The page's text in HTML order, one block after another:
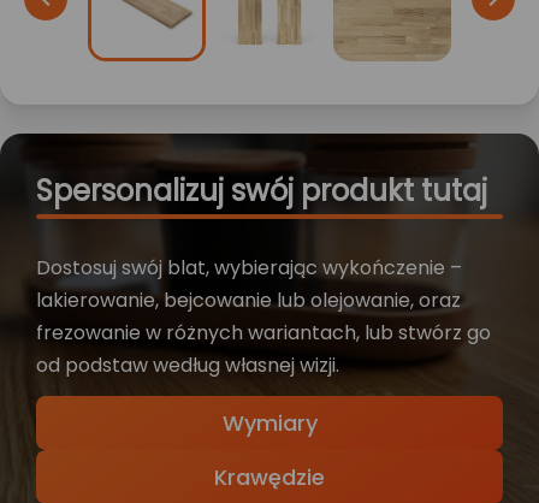
Spersonalizuj swój produkt tutaj
Dostosuj swój blat, wybierając wykończenie –
lakierowanie, bejcowanie lub olejowanie, oraz
frezowanie w różnych wariantach, lub stwórz go
od podstaw według własnej wizji.
Wymiary
Krawędzie